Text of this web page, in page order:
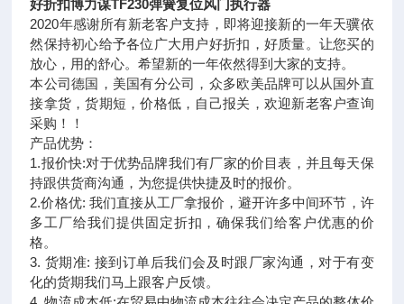
好折扣博力谋TF230弹簧复位风门执行器
2020年感谢所有新老客户支持，即将迎接新的一年天骥依
然保持初心给予各位广大用户好折扣，好质量。让您买的
放心，用的舒心。希望新的一年依然得到大家的支持。
本公司德国，美国有分公司，众多欧美品牌可以从国外直
接拿货，货期短，价格低，自己报关，欢迎新老客户查询
采购！！
产品优势：
1.报价快:对于优势品牌我们有厂家的价目表，并且每天保
持跟供货商沟通，为您提供快捷及时的报价。
2.价格优: 我们直接从工厂拿报价，避开许多中间环节，许
多工厂给我们提供固定折扣，确保我们给客户优惠的价
格。
3. 货期准: 接到订单后我们会及时跟厂家沟通，对于有变
化的货期我们马上跟客户反馈。